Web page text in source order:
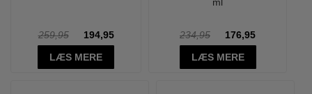
259,95
194,95
LÆS MERE
234,95
176,95
LÆS MERE